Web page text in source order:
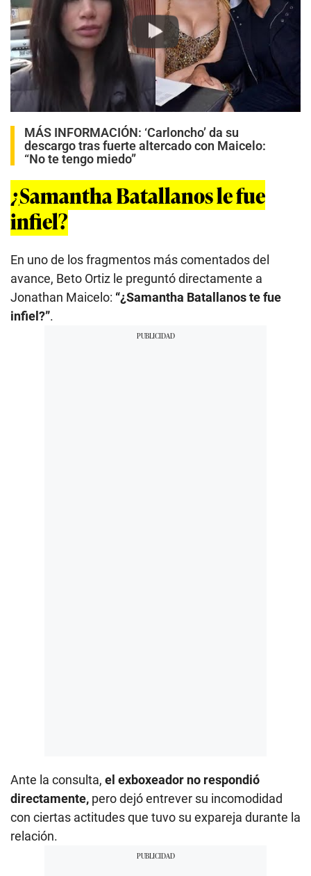
Play
MÁS INFORMACIÓN: ‘Carloncho’ da su
descargo tras fuerte altercado con Maicelo:
“No te tengo miedo”
¿Samantha Batallanos le fue
infiel?
En uno de los fragmentos más comentados del
avance, Beto Ortiz le preguntó directamente a
Jonathan Maicelo: “¿Samantha Batallanos te fue
infiel?”.
Ante la consulta, el exboxeador no respondió
directamente, pero dejó entrever su incomodidad
con ciertas actitudes que tuvo su expareja durante la
relación.